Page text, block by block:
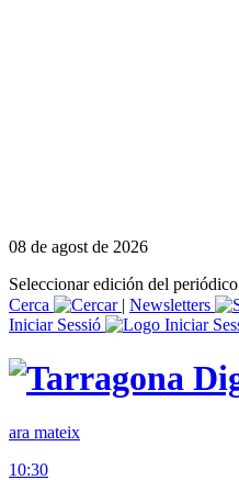
08 de agost de 2026
Seleccionar edición del periódico
Cerca
| Newsletters
Iniciar Sessió
ara mateix
10:30